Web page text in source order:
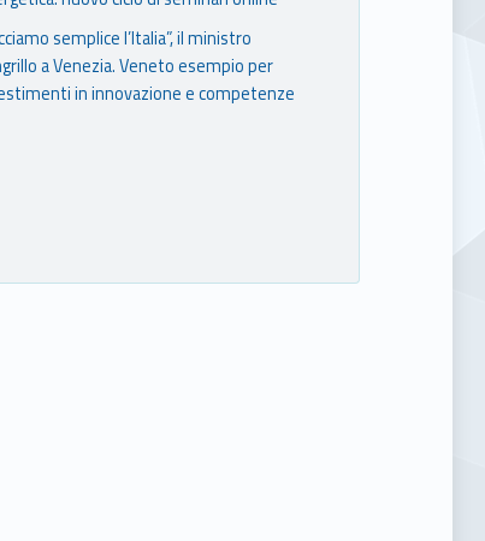
semplice l’Italia”, il ministro
a Venezia. Veneto esempio per
in innovazione e competenze